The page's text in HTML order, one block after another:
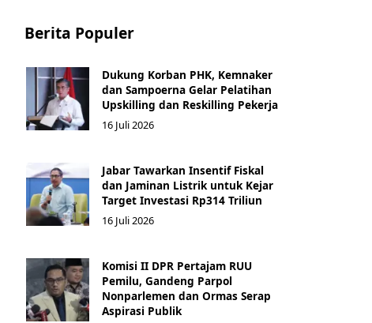
Berita Populer
Dukung Korban PHK, Kemnaker
dan Sampoerna Gelar Pelatihan
Upskilling dan Reskilling Pekerja
16 Juli 2026
Jabar Tawarkan Insentif Fiskal
dan Jaminan Listrik untuk Kejar
Target Investasi Rp314 Triliun
16 Juli 2026
Komisi II DPR Pertajam RUU
Pemilu, Gandeng Parpol
Nonparlemen dan Ormas Serap
Aspirasi Publik